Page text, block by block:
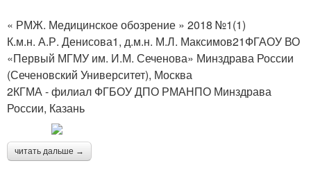
« РМЖ. Медицинское обозрение » 2018 №1(1)
К.м.н. А.Р. Денисова1, д.м.н. М.Л. Максимов21ФГАОУ ВО
«Первый МГМУ им. И.М. Сеченова» Минздрава России
(Сеченовский Университет), Москва
2КГМА - филиал ФГБОУ ДПО РМАНПО Минздрава
России, Казань
читать дальше →